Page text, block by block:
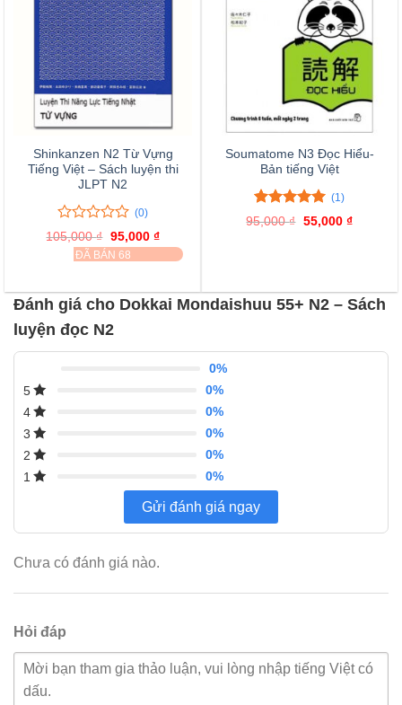
Shinkanzen N2 Từ Vựng
Tiếng Việt – Sách luyện thi
JLPT N2
0
trên
0
giá
(0)
105,000₫ Giá
gốc
là:
95,000 ₫Giá
hiện
tại
ĐÃ BÁN 68
Soumatome N3 Đọc Hiểu-
Bản tiếng Việt
5.00trên 5
1
đánh giá
(1)
95,000₫ Giá
55,000 ₫Giá
Đánh giá cho Dokkai Mondaishuu 55+ N2 – Sách
luyện đọc N2
0%
5
0%
4
0%
3
0%
2
0%
1
0%
Gửi đánh giá ngay
Chưa có đánh giá nào.
Hỏi đáp